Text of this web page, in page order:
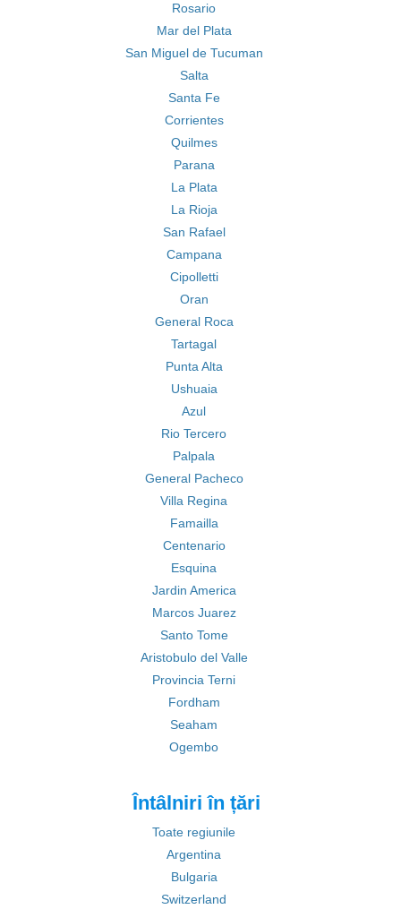
Rosario
Mar del Plata
San Miguel de Tucuman
Salta
Santa Fe
Corrientes
Quilmes
Parana
La Plata
La Rioja
San Rafael
Campana
Cipolletti
Oran
General Roca
Tartagal
Punta Alta
Ushuaia
Azul
Rio Tercero
Palpala
General Pacheco
Villa Regina
Famailla
Centenario
Esquina
Jardin America
Marcos Juarez
Santo Tome
Aristobulo del Valle
Provincia Terni
Fordham
Seaham
Ogembo
Întâlniri în țări
Toate regiunile
Argentina
Bulgaria
Switzerland